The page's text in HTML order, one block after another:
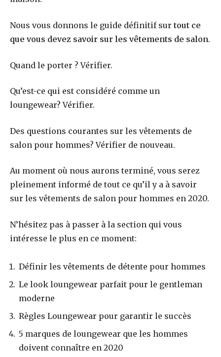
Nous vous donnons le guide définitif sur tout ce
que vous devez savoir sur les vêtements de salon.
Quand le porter ? Vérifier.
Qu’est-ce qui est considéré comme un
loungewear? Vérifier.
Des questions courantes sur les vêtements de
salon pour hommes? Vérifier de nouveau.
Au moment où nous aurons terminé, vous serez
pleinement informé de tout ce qu’il y a à savoir
sur les vêtements de salon pour hommes en 2020.
N’hésitez pas à passer à la section qui vous
intéresse le plus en ce moment:
Définir les vêtements de détente pour hommes
Le look loungewear parfait pour le gentleman
moderne
Règles Loungewear pour garantir le succès
5 marques de loungewear que les hommes
doivent connaître en 2020